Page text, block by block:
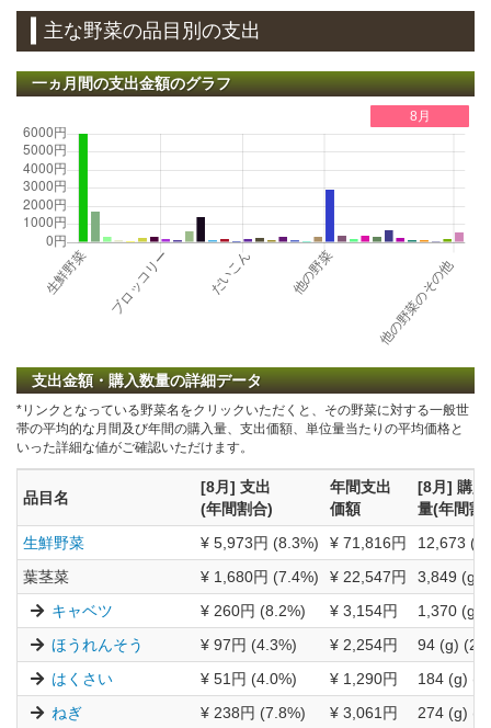
主な野菜の品目別の支出
一ヵ月間の支出金額のグラフ
8月
支出金額・購入数量の詳細データ
*リンクとなっている野菜名をクリックいただくと、その野菜に対する一般世
帯の平均的な月間及び年間の購入量、支出価額、単位量当たりの平均価格と
いった詳細な値がご確認いただけます。
品目名
[8月] 支出
(年間割合)
年間支出
価額
[8月] 購入
量(年間割
生鮮野菜
¥ 5,973円 (8.3%) ¥ 71,816円
12,673
葉茎菜
¥ 1,680円 (7.4%) ¥ 22,547円
3,849 (g)
キャベツ
¥ 260円 (8.2%) ¥ 3,154円
1,370 (g)
ほうれんそう
¥ 97円 (4.3%) ¥ 2,254円
94 (g)
はくさい
¥ 51円 (4.0%) ¥ 1,290円
184 (g)
ねぎ
¥ 238円 (7.8%) ¥ 3,061円
274 (g)